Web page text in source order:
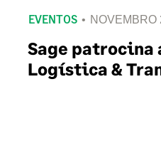
EVENTOS NOVEMBRO
Sage patrocina
Logística &